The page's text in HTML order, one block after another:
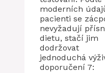
moderních
pacienti se
nevyžadují
dietu, stačí jim
dodržovat
jednoduchá
doporučení 7: